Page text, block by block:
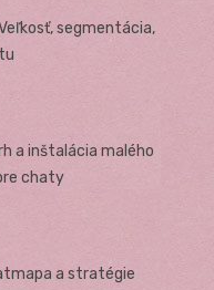
segmentácia,
a inštalácia malého
chaty
a stratégie